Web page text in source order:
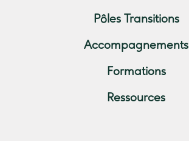
Pôles Transitions
Accompagnements
Formations
Ressources